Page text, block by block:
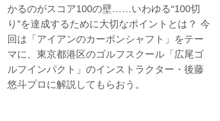
かるのがスコア100の壁……いわゆる“100切
り”を達成するために大切なポイントとは？ 今
回は「アイアンのカーボンシャフト」をテー
マに、東京都港区のゴルフスクール「広尾ゴ
ルフインパクト」のインストラクター・後藤
悠斗プロに解説してもらおう。